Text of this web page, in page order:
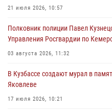
06 августа 2026, 08:17
Росгвардейцы пресекли
новокузнечанку от агрессивного
06 августа 2026, 07:16
21 июля 2026, 10:57
Полковник полиции Павел
Управления Росгвардии по
03 августа 2026, 11:32
В Кузбассе создают мурал в
Яковлеве
17 июля 2026, 10:21